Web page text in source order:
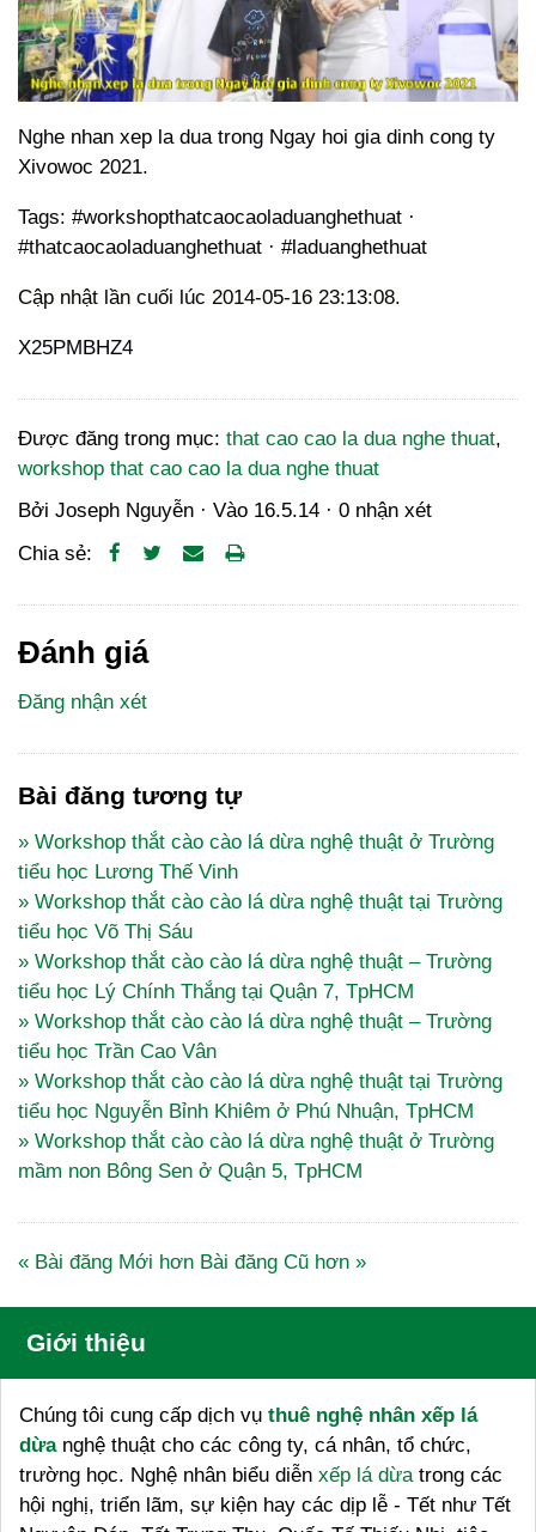
Nghe nhan xep la dua trong Ngay hoi gia dinh cong ty
Xivowoc 2021.
Tags: #workshopthatcaocaoladuanghethuat ·
#thatcaocaoladuanghethuat · #laduanghethuat
Cập nhật lần cuối lúc 2014-05-16 23:13:08.
X25PMBHZ4
Được đăng trong mục: that cao cao la dua nghe thuat,
workshop that cao cao la dua nghe thuat
Bởi Joseph Nguyễn · Vào 16.5.14 · 0 nhận xét
Chia sẻ:
Đánh giá
Đăng nhận xét
Bài đăng tương tự
» Workshop thắt cào cào lá dừa nghệ thuật ở Trường
tiểu học Lương Thế Vinh
» Workshop thắt cào cào lá dừa nghệ thuật tại Trường
tiểu học Võ Thị Sáu
» Workshop thắt cào cào lá dừa nghệ thuật – Trường
tiểu học Lý Chính Thắng tại Quận 7, TpHCM
» Workshop thắt cào cào lá dừa nghệ thuật – Trường
tiểu học Trần Cao Vân
» Workshop thắt cào cào lá dừa nghệ thuật tại Trường
tiểu học Nguyễn Bỉnh Khiêm ở Phú Nhuận, TpHCM
» Workshop thắt cào cào lá dừa nghệ thuật ở Trường
mầm non Bông Sen ở Quận 5, TpHCM
« Bài đăng Mới hơn Bài đăng Cũ hơn »
Giới thiệu
Chúng tôi cung cấp dịch vụ thuê nghệ nhân xếp lá
dừanghệ thuật cho các công ty, cá nhân, tổ chức,
trường học. Nghệ nhân biểu diễn xếp lá dừatrong các
hội nghị, triển lãm, sự kiện hay các dịp lễ - Tết như Tết